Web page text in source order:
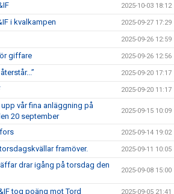
2025-10-03 18:12
i kvalkampen 2025-09-27 17:29
2025-09-26 12:59
giffare 2025-09-26 12:56
2025-09-20 17:17
2025-09-20 11:17
vår fina anläggning på
20 september
2025-09-15 10:09
2025-09-14 19:02
framöver. 2025-09-11 10:05
drar igång på torsdag den
2025-09-08 15:00
tog poäng mot Tord 2025-09-05 21:41